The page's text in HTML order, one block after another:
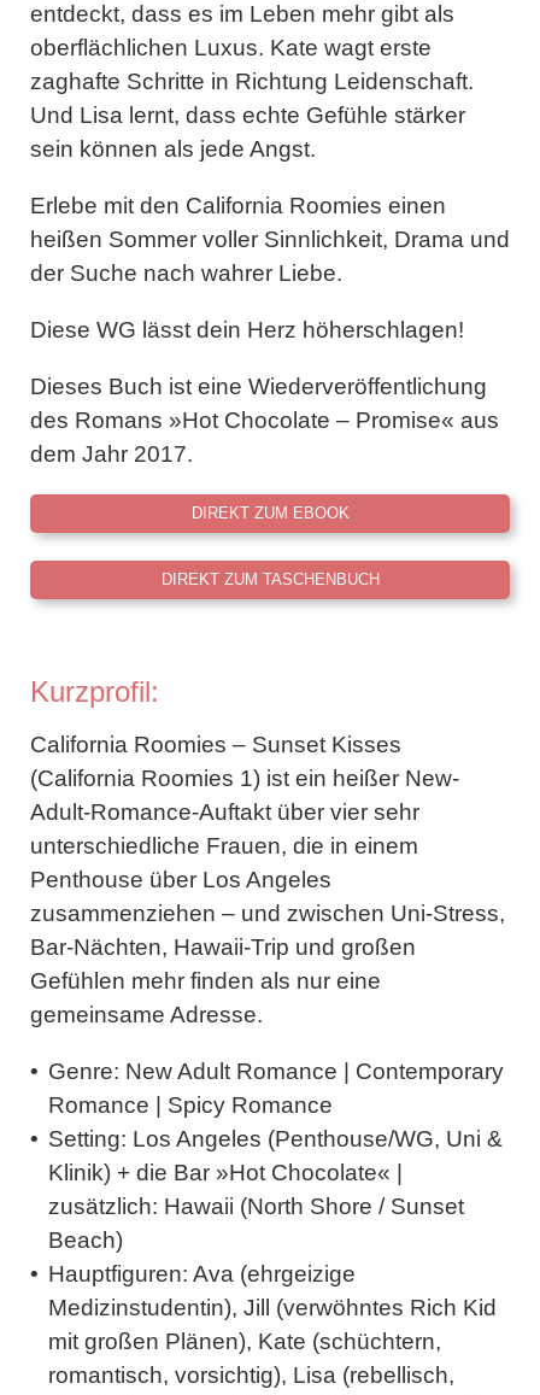
entdeckt, dass es im Leben mehr gibt als
oberflächlichen Luxus. Kate wagt erste
zaghafte Schritte in Richtung Leidenschaft.
Und Lisa lernt, dass echte Gefühle stärker
sein können als jede Angst.
Erlebe mit den California Roomies einen
heißen Sommer voller Sinnlichkeit, Drama und
der Suche nach wahrer Liebe.
Diese WG lässt dein Herz höherschlagen!
Dieses Buch ist eine Wiederveröffentlichung
des Romans »Hot Chocolate – Promise« aus
dem Jahr 2017.
DIREKT ZUM EBOOK
DIREKT ZUM TASCHENBUCH
Kurzprofil:
California Roomies – Sunset Kisses
(California Roomies 1) ist ein heißer New-
Adult-Romance-Auftakt über vier sehr
unterschiedliche Frauen, die in einem
Penthouse über Los Angeles
zusammenziehen – und zwischen Uni-Stress,
Bar-Nächten, Hawaii-Trip und großen
Gefühlen mehr finden als nur eine
gemeinsame Adresse.
Genre: New Adult Romance | Contemporary
Romance | Spicy Romance
Setting: Los Angeles (Penthouse/WG, Uni &
Klinik) + die Bar »Hot Chocolate« |
zusätzlich: Hawaii (North Shore / Sunset
Beach)
Hauptfiguren: Ava (ehrgeizige
Medizinstudentin), Jill (verwöhntes Rich Kid
mit großen Plänen), Kate (schüchtern,
romantisch, vorsichtig), Lisa (rebellisch,